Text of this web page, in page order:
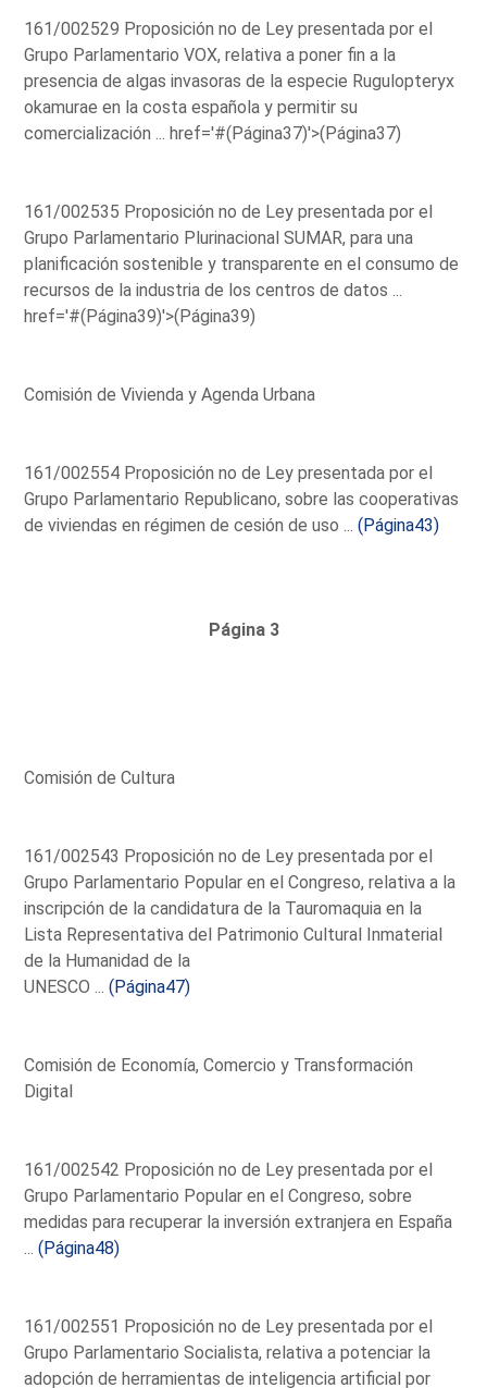
161/002529 Proposición no de Ley presentada por el
Grupo Parlamentario VOX, relativa a poner fin a la
presencia de algas invasoras de la especie Rugulopteryx
okamurae en la costa española y permitir su
comercialización ...href='#(Página37)'>(Página37)
161/002535 Proposición no de Ley presentada por el
Grupo Parlamentario Plurinacional SUMAR, para una
planificación sostenible y transparente en el consumo de
recursos de la industria de los centros de datos ...
href='#(Página39)'>(Página39)
Comisión de Vivienda y Agenda Urbana
161/002554 Proposición no de Ley presentada por el
Grupo Parlamentario Republicano, sobre las cooperativas
de viviendas en régimen de cesión de uso ...(Página43)
Página 3
Comisión de Cultura
161/002543 Proposición no de Ley presentada por el
Grupo Parlamentario Popular en el Congreso, relativa a la
inscripción de la candidatura de la Tauromaquia en la
Lista Representativa del Patrimonio Cultural Inmaterial
de la Humanidad de la
UNESCO ...(Página47)
Comisión de Economía, Comercio y Transformación
Digital
161/002542 Proposición no de Ley presentada por el
Grupo Parlamentario Popular en el Congreso, sobre
medidas para recuperar la inversión extranjera en España
...(Página48)
161/002551 Proposición no de Ley presentada por el
Grupo Parlamentario Socialista, relativa a potenciar la
adopción de herramientas de inteligencia artificial por